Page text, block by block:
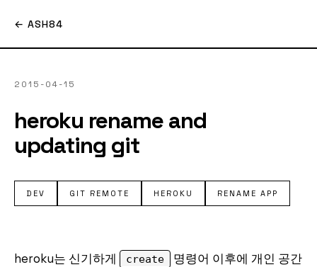
← ASH84
2015-04-15
heroku rename and
updating git
DEV GIT REMOTE HEROKU RENAME APP
heroku는 신기하게 create
명령어 이후에 개인 공간